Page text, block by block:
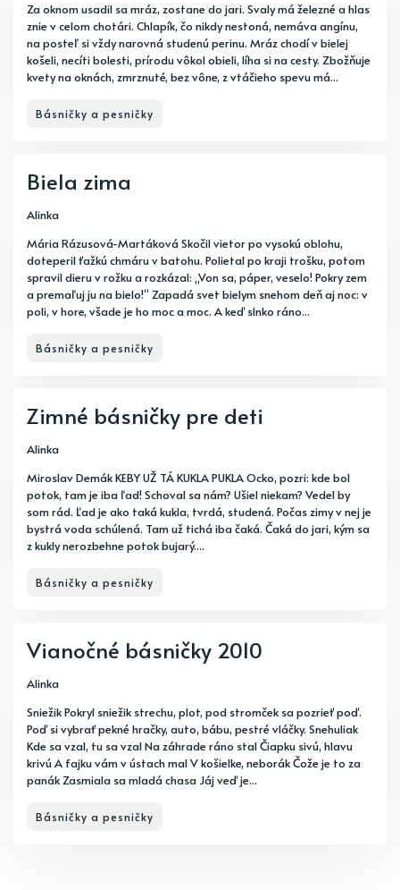
Za oknom usadil sa mráz, zostane do jari. Svaly má železné a hlas
znie v celom chotári. Chlapík, čo nikdy nestoná, nemáva angínu,
na posteľ si vždy narovná studenú perinu. Mráz chodí v bielej
košeli, necíti bolesti, prírodu vôkol obieli, líha si na cesty. Zbožňuje
kvety na oknách, zmrznuté, bez vône, z vtáčieho spevu má...
Básničky a pesničky
Biela zima
Alinka
Mária Rázusová-Martáková Skočil vietor po vysokú oblohu,
doteperil ťažkú chmáru v batohu. Polietal po kraji trošku, potom
spravil dieru v rožku a rozkázal: „Von sa, páper, veselo! Pokry zem
a premaľuj ju na bielo!“ Zapadá svet bielym snehom deň aj noc: v
poli, v hore, všade je ho moc a moc. A keď slnko ráno...
Básničky a pesničky
Zimné básničky pre deti
Alinka
Miroslav Demák KEBY UŽ TÁ KUKLA PUKLA Ocko, pozri: kde bol
potok, tam je iba ľad! Schoval sa nám? Ušiel niekam? Vedel by
som rád. Ľad je ako taká kukla, tvrdá, studená. Počas zimy v nej je
bystrá voda schúlená. Tam už tichá iba čaká. Čaká do jari, kým sa
z kukly nerozbehne potok bujarý....
Básničky a pesničky
Vianočné básničky 2010
Alinka
Sniežik Pokryl sniežik strechu, plot, pod stromček sa pozrieť poď.
Poď si vybrať pekné hračky, auto, bábu, pestré vláčky. Snehuliak
Kde sa vzal, tu sa vzal Na záhrade ráno stal Čiapku sivú, hlavu
krivú A fajku vám v ústach mal V košielke, neborák Čože je to za
panák Zasmiala sa mladá chasa Jáj veď je...
Básničky a pesničky